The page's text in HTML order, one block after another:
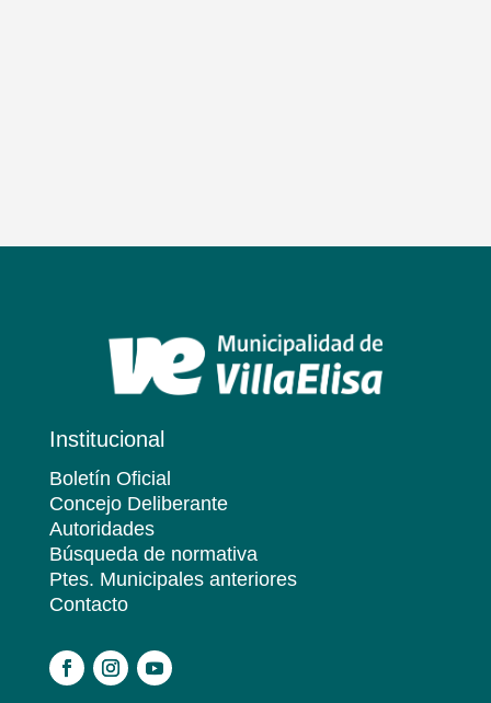
Institucional
Boletín Oficial
Concejo Deliberante
Autoridades
Búsqueda de normativa
Ptes. Municipales anteriores
Contacto